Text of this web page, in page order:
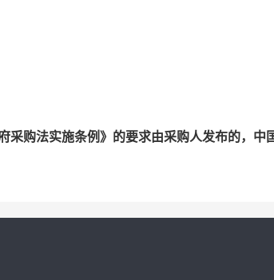
采购法实施条例》的要求由采购人发布的，中